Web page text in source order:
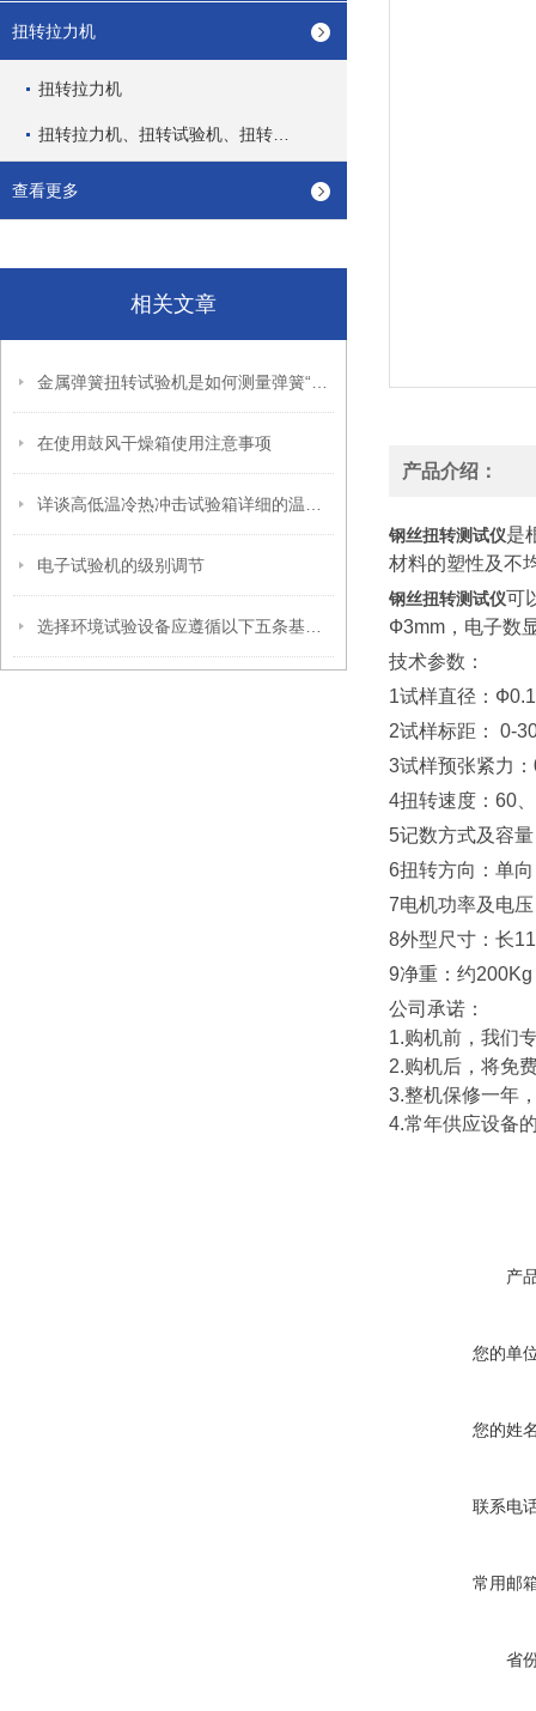
扭转拉力机
扭转拉力机
查看更多
相关文章
在使用鼓风干燥箱使用注意事项
电子试验机的级别调节
产品介绍：
钢丝扭转测试仪是
材料的塑性及不
钢丝扭转测试仪可
Ф3mm，电子数
技术参数：
1试样直径：
2试样标距： 0-
3试样预张紧力
4扭转速度：60
5记数方式及容
6扭转方向：单
7电机功率及电
8外型尺寸：长
9净重：约200Kg
公司承诺：
1.购机前，我们
2.购机后，将免
3.整机保修一年
4.常年供应设备
产
您的单
您的姓
联系电
常用邮
省